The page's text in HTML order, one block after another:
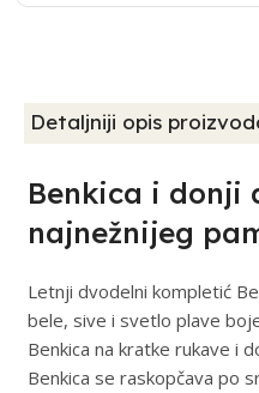
Detaljniji opis
Benkica i donji
najnežnijeg
Letnji dvodelni kompletić
bele, sive i svetlo plave
Benkica na kratke rukave i
Benkica se raskopčava po